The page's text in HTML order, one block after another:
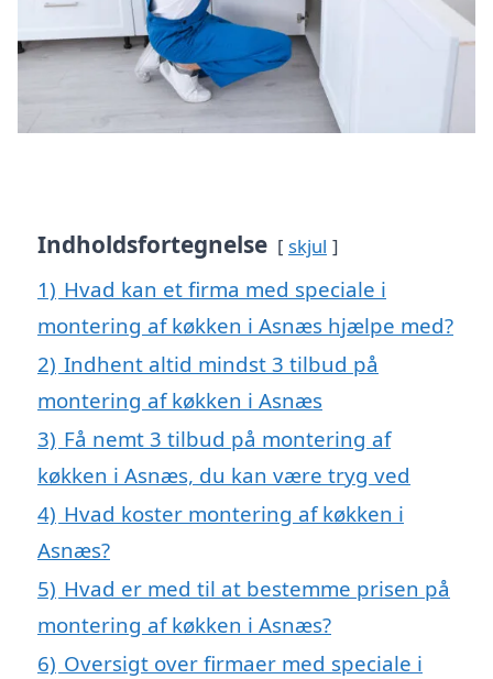
Indholdsfortegnelse skjul
1) Hvad kan et firma med speciale i
montering af køkken i Asnæs hjælpe med?
2) Indhent altid mindst 3 tilbud på
montering af køkken i Asnæs
3) Få nemt 3 tilbud på montering af
køkken i Asnæs, du kan være tryg ved
4) Hvad koster montering af køkken i
Asnæs?
5) Hvad er med til at bestemme prisen på
montering af køkken i Asnæs?
6) Oversigt over firmaer med speciale i